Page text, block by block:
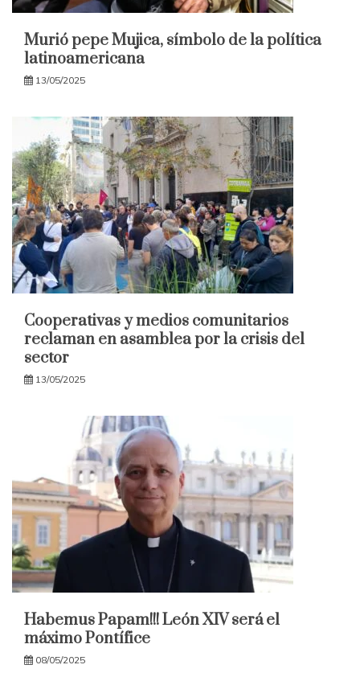
Murió pepe Mujica, símbolo de la política
latinoamericana
13/05/2025
Cooperativas y medios comunitarios
reclaman en asamblea por la crisis del
sector
13/05/2025
Habemus Papam!!! León XIV será el
máximo Pontífice
08/05/2025